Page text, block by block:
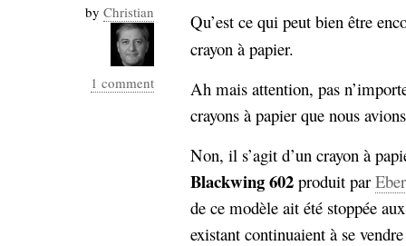
by Christian
1 comment
Qu’est ce qui peut bien être
crayon à papier.
Ah mais attention, pas
crayons à papier que nous
Non, il s’agit d’un crayon à
Blackwing 602 produit par
de ce modèle ait été stoppée
existant continuaient à se